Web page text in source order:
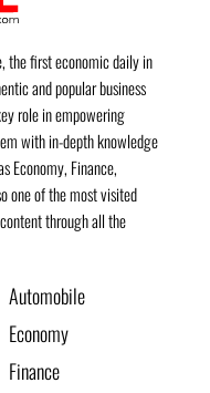
the first economic daily in
and popular business
role in empowering
with in-depth knowledge
Economy, Finance,
one of the most visited
through all the
Automobile
Economy
Finance